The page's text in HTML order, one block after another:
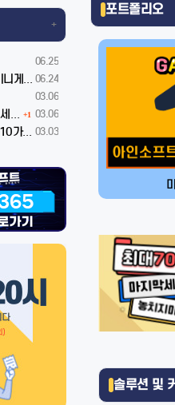
포트폴리오
솔루션 및
+
06.25
06.24
03.06
+1 03.06
03.03